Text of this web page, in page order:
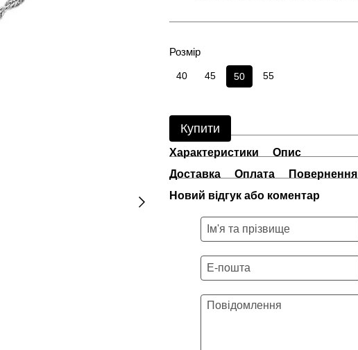
Розмір
40 45 50 55
Купити
Характеристики
Опис
Доставка
Оплата Повернення
Новий відгук або коментар